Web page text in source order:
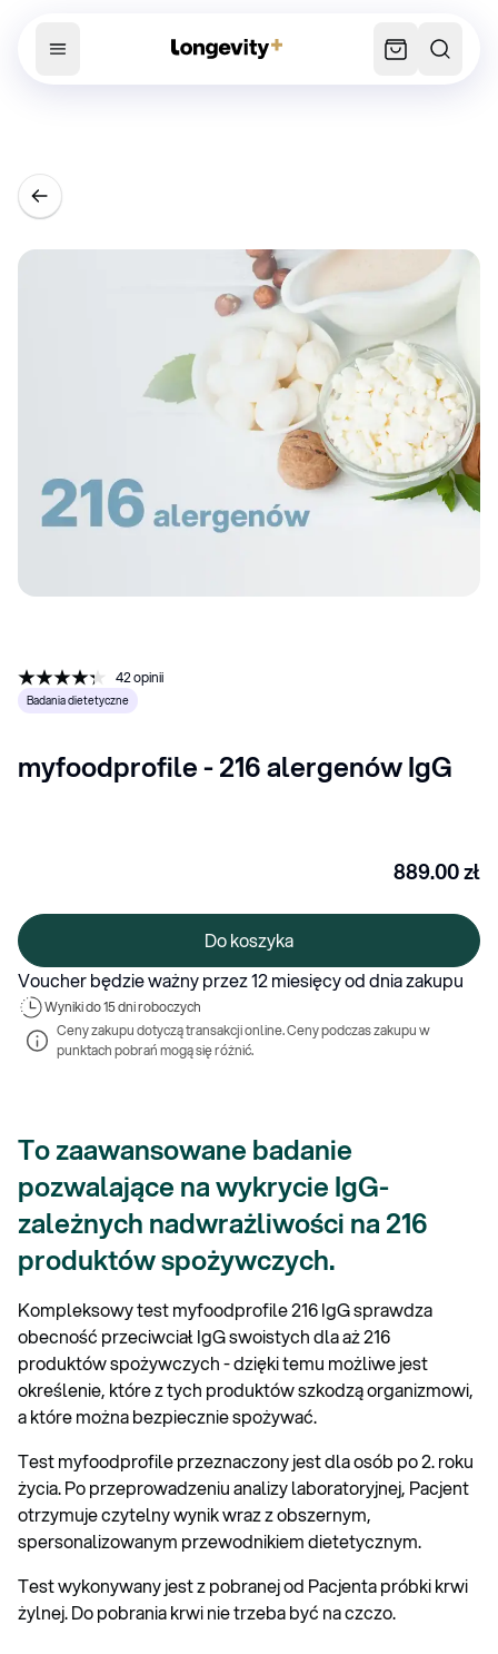
42opinii
Badania dietetyczne
myfoodprofile - 216 alergenów IgG
889.00zł
Do koszyka
Voucher będzie ważny przez 12 miesięcy od dnia zakupu
Wyniki do 15 dni roboczych
Ceny zakupu dotyczą transakcji online. Ceny podczas zakupu w
punktach pobrań mogą się różnić.
To zaawansowane badanie
pozwalające na wykrycie IgG-
zależnych nadwrażliwości na 216
produktów spożywczych.
Kompleksowy test myfoodprofile 216 IgG sprawdza
obecność przeciwciał IgG swoistych dla aż 216
produktów spożywczych - dzięki temu możliwe jest
określenie, które z tych produktów szkodzą organizmowi,
a które można bezpiecznie spożywać.
Test myfoodprofile przeznaczony jest dla osób po 2. roku
życia. Po przeprowadzeniu analizy laboratoryjnej, Pacjent
otrzymuje czytelny wynik wraz z obszernym,
spersonalizowanym przewodnikiem dietetycznym.
Test wykonywany jest z pobranej od Pacjenta próbki krwi
żylnej. Do pobrania krwi nie trzeba być na czczo.